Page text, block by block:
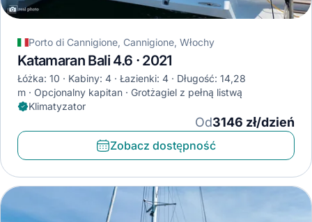
Porto di Cannigione, Cannigione, Włochy
Katamaran Bali 4.6 · 2021
Łóżka: 10 Kabiny: 4 Łazienki: 4
Długość: 14,28
m
Opcjonalny kapitan
Grotżagiel z pełną listwą
Klimatyzator
Od3146 zł/dzień
Zobacz dostępność